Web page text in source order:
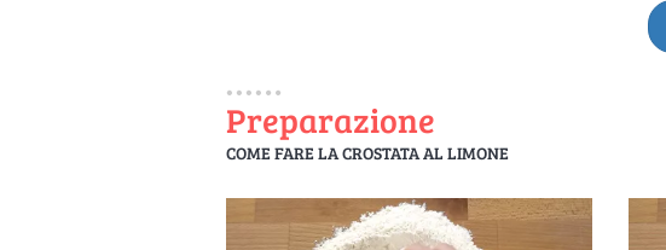
Preparazione
COME FARE LA CROSTATA AL LIMONE